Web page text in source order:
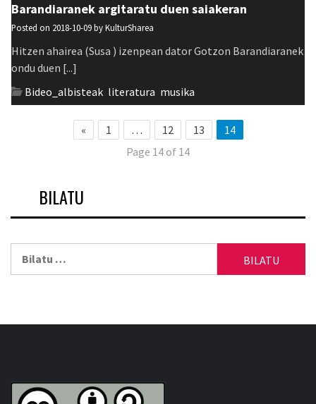
Barandiaranek argitaratu duen saiakeran
Posted on 2018-10-09 byKulturSharea
Hitzen ahairea (Susa ) izenpean dator Gotzon Barandiaranek
ondu duen [...]
Bideo_albisteak literatura musika
« 1 … 12 13
14
Page 14 of 14
BILATU